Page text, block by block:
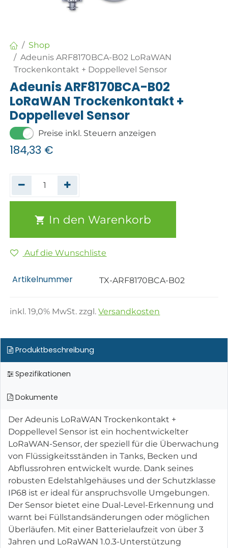
Shop
Adeunis ARF8170BCA-B02 LoRaWAN
Trockenkontakt + Doppellevel Sensor
Adeunis ARF8170BCA-B02
LoRaWAN Trockenkontakt +
Doppellevel Sensor
Preise inkl. Steuern anzeigen
184,33 €
In den Warenkorb
Auf die Wunschliste
Artikelnummer TX-ARF8170BCA-B02
inkl.19,0% MwSt. zzgl.Versandkosten
Produktbeschreibung
Spezifikationen
Dokumente
Der Adeunis LoRaWAN Trockenkontakt +
Doppellevel Sensor ist ein hochentwickelter
LoRaWAN-Sensor, der speziell für die Überwachung
von Flüssigkeitsständen in Tanks, Becken und
Abflussrohren entwickelt wurde. Dank seines
robusten Edelstahlgehäuses und der Schutzklasse
IP68 ist er ideal für anspruchsvolle Umgebungen.
Der Sensor bietet eine Dual-Level-Erkennung und
warnt bei Füllstandsänderungen oder möglichen
Überläufen. Mit einer Batterielaufzeit von über 3
Jahren und LoRaWAN 1.0.3-Unterstützung